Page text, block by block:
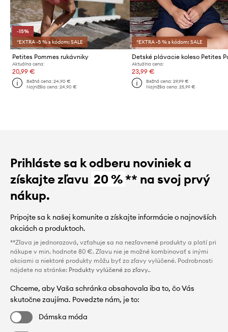
-15%
*EXTRA -5 % s kódom: SALE
Petites Pommes rukávniky
Aktuálna cena:
20,99 €
Bežná cena:24,90 €
Najnižšia cena:24,90 €
*EXTRA -5 % s kódom: SALE
Aktuálna cena:
23,99 €
Bežná cena: 29,99 €
Najnižšia cena: 25,99 €
Prihláste sa k odberu noviniek a
získajte zľavu 20 %** na svoj prvý
nákup.
Pripojte sa k našej komunite a získajte informácie o najnovších
akciách a produktoch.
**Zľava je jednorazová, vzťahuje sa na nezľavnené produkty a platí pri
nákupe v min. hodnote 80 €. Zľavu nie je možné kombinovať s inými
akciami a niektoré produkty môžu byť zo zľavy vylúčené. Podrobnosti
nájdete na stránke: Produkty vylúčené zo zľavy..
Chceme, aby Vaša schránka obsahovala iba to, čo Vás
skutočne zaujíma. Povedzte nám, je to:
Dámska móda